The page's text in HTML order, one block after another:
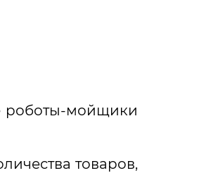
роботы-мойщики
товаров,